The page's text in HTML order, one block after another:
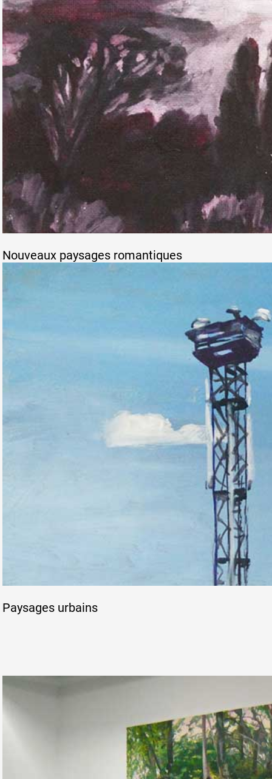
Nouveaux paysages romantiques
Paysages urbains